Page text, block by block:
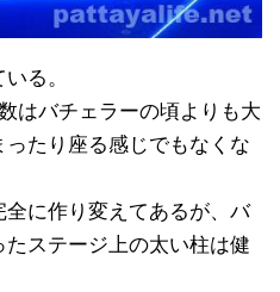
る。
はバチェラーの頃よりも大
たり座る感じでもなくな
に作り変えてあるが、バ
ステージ上の太い柱は健